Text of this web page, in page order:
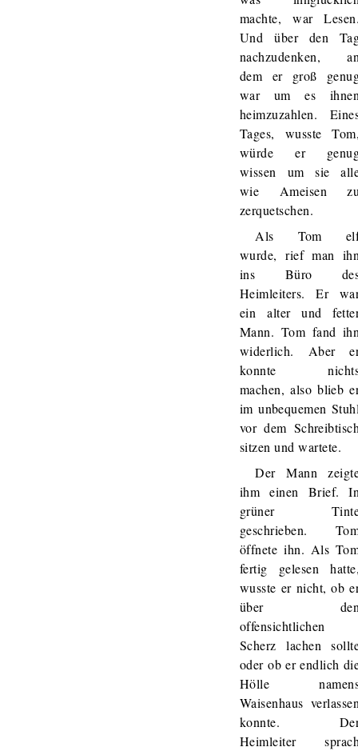
machte, war
Und über den
nachzudenken,
dem er groß
war um es
heimzuzahlen.
Tages, wusste
würde er
wissen um sie
wie Ameisen
zerquetschen.
Als Tom
wurde, rief man
ins Büro
Heimleiters. Er
ein alter und
Mann. Tom fand
widerlich. Aber
konnte
machen, also blieb
im unbequemen
vor dem
sitzen und wartete.
Der Mann
ihm einen Brief.
grüner
geschrieben.
öffnete ihn. Als
fertig gelesen
wusste er nicht, ob
über
offensichtlichen
Scherz lachen
oder ob er endlich
Hölle
Waisenhaus
konnte.
Heimleiter